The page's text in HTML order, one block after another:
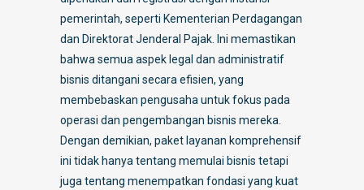
pemerintah, seperti Kementerian Perdagangan
dan Direktorat Jenderal Pajak. Ini memastikan
bahwa semua aspek legal dan administratif
bisnis ditangani secara efisien, yang
membebaskan pengusaha untuk fokus pada
operasi dan pengembangan bisnis mereka.
Dengan demikian, paket layanan komprehensif
ini tidak hanya tentang memulai bisnis tetapi
juga tentang menempatkan fondasi yang kuat